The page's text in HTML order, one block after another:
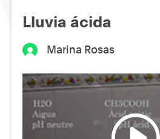
Lluvia ácida
Marina Rosas